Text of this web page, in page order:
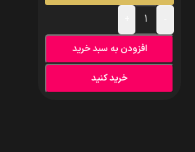
افزودن به سبد خرید
خرید کنید